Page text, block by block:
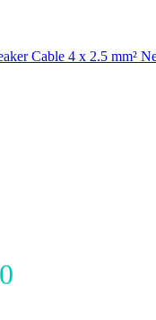
Cable 4 x 2.5 mm²